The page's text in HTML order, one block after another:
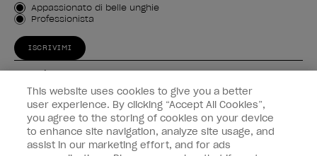
Tipo di cliente
Appassionato di belle unghie
Professionista
ISCRIVIMI
Esperienza
Collegati
Informazioni sul cliente
This website uses cookies to give you a better
user experience. By clicking “Accept All Cookies”,
you agree to the storing of cookies on your device
to enhance site navigation, analyze site usage, and
assist in our marketing effort, and for ads